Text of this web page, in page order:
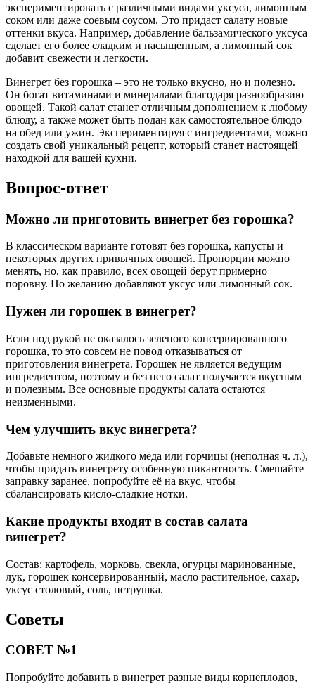
экспериментировать с различными видами уксуса, лимонным
соком или даже соевым соусом. Это придаст салату новые
оттенки вкуса. Например, добавление бальзамического уксуса
сделает его более сладким и насыщенным, а лимонный сок
добавит свежести и легкости.
Винегрет без горошка – это не только вкусно, но и полезно.
Он богат витаминами и минералами благодаря разнообразию
овощей. Такой салат станет отличным дополнением к любому
блюду, а также может быть подан как самостоятельное блюдо
на обед или ужин. Экспериментируя с ингредиентами, можно
создать свой уникальный рецепт, который станет настоящей
находкой для вашей кухни.
Вопрос-ответ
Можно ли приготовить винегрет без горошка?
В классическом варианте готовят без горошка, капусты и
некоторых других привычных овощей. Пропорции можно
менять, но, как правило, всех овощей берут примерно
поровну. По желанию добавляют уксус или лимонный сок.
Нужен ли горошек в винегрет?
Если под рукой не оказалось зеленого консервированного
горошка, то это совсем не повод отказываться от
приготовления винегрета. Горошек не является ведущим
ингредиентом, поэтому и без него салат получается вкусным
и полезным. Все основные продукты салата остаются
неизменными.
Чем улучшить вкус винегрета?
Добавьте немного жидкого мёда или горчицы (неполная ч. л.),
чтобы придать винегрету особенную пикантность. Смешайте
заправку заранее, попробуйте её на вкус, чтобы
сбалансировать кисло-сладкие нотки.
Какие продукты входят в состав салата
винегрет?
Состав: картофель, морковь, свекла, огурцы маринованные,
лук, горошек консервированный, масло растительное, сахар,
уксус столовый, соль, петрушка.
Советы
СОВЕТ №1
Попробуйте добавить в винегрет разные виды корнеплодов,